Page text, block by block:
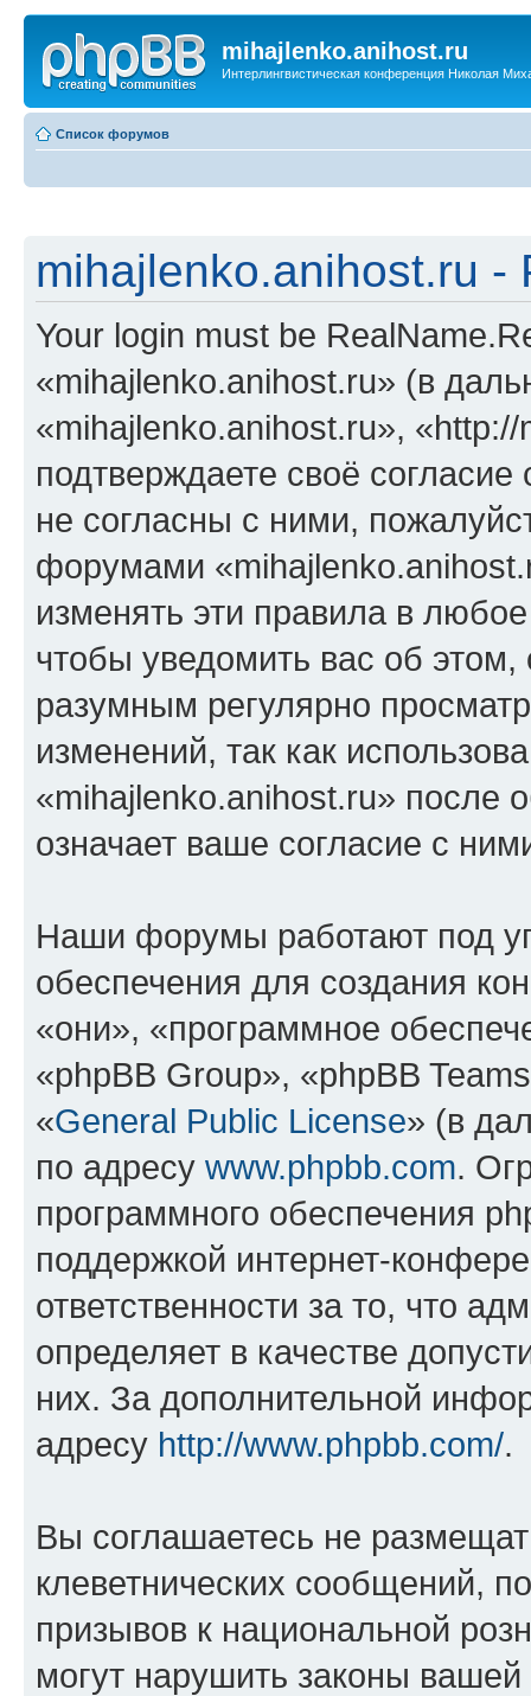
mihajlenko.anihost.ru
Интерлингвистическая конференция Николая
Список форумов
mihajlenko.anihost.ru -
Your login must be
«mihajlenko.anihost.ru» (в
«mihajlenko.anihost.ru»,
подтверждаете своё
не согласны с ними,
форумами
изменять эти правила в
чтобы уведомить вас об
разумным регулярно
изменений, так как
«mihajlenko.anihost.ru» после
означает ваше согласие с
Наши форумы работают под
обеспечения для создания
«они», «программное
«phpBB Group», «phpBB
«General Public License» (в
по адресу www.phpbb.com.
программного обеспечения
поддержкой интернет-
ответственности за то, что
определяет в качестве
них. За дополнительной
адресу http://www.phpbb.com/.
Вы соглашаетесь не
клеветнических сообщений,
призывов к национальной
могут нарушить законы